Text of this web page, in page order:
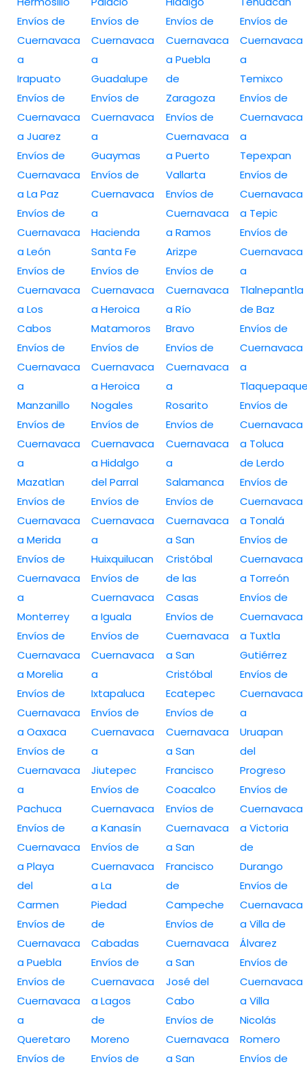
Envíos de
Cuernavaca
a
Irapuato
Envíos de
Cuernavaca
a Juarez
Envíos de
Cuernavaca
a La Paz
Envíos de
Cuernavaca
a León
Envíos de
Cuernavaca
a Los
Cabos
Envíos de
Cuernavaca
a
Manzanillo
Envíos de
Cuernavaca
a
Mazatlan
Envíos de
Cuernavaca
a Merida
Envíos de
Cuernavaca
a
Monterrey
Envíos de
Cuernavaca
a Morelia
Envíos de
Cuernavaca
a Oaxaca
Envíos de
Cuernavaca
a
Pachuca
Envíos de
Cuernavaca
a Playa
del
Carmen
Envíos de
Cuernavaca
a Puebla
Envíos de
Cuernavaca
a
Queretaro
Envíos de
Envíos de
Cuernavaca
a
Guadalupe
Envíos de
Cuernavaca
a
Guaymas
Envíos de
Cuernavaca
a
Hacienda
Santa Fe
Envíos de
Cuernavaca
a Heroica
Matamoros
Envíos de
Cuernavaca
a Heroica
Nogales
Envíos de
Cuernavaca
a Hidalgo
del Parral
Envíos de
Cuernavaca
a
Huixquilucan
Envíos de
Cuernavaca
a Iguala
Envíos de
Cuernavaca
a
Ixtapaluca
Envíos de
Cuernavaca
a
Jiutepec
Envíos de
Cuernavaca
a Kanasín
Envíos de
Cuernavaca
a La
Piedad
de
Cabadas
Envíos de
Cuernavaca
a Lagos
de
Moreno
Envíos de
Envíos de
Cuernavaca
a Puebla
de
Zaragoza
Envíos de
Cuernavaca
a Puerto
Vallarta
Envíos de
Cuernavaca
a Ramos
Arizpe
Envíos de
Cuernavaca
a Río
Bravo
Envíos de
Cuernavaca
a
Rosarito
Envíos de
Cuernavaca
a
Salamanca
Envíos de
Cuernavaca
a San
Cristóbal
de las
Casas
Envíos de
Cuernavaca
a San
Cristóbal
Ecatepec
Envíos de
Cuernavaca
a San
Francisco
Coacalco
Envíos de
Cuernavaca
a San
Francisco
de
Campeche
Envíos de
Cuernavaca
a San
José del
Cabo
Envíos de
Cuernavaca
a San
Envíos de
Cuernavaca
a
Temixco
Envíos de
Cuernavaca
a
Tepexpan
Envíos de
Cuernavaca
a Tepic
Envíos de
Cuernavaca
a
Tlalnepantla
de Baz
Envíos de
Cuernavaca
a
Envíos de
Cuernavaca
a Toluca
de Lerdo
Envíos de
Cuernavaca
a Tonalá
Envíos de
Cuernavaca
a Torreón
Envíos de
Cuernavaca
a Tuxtla
Gutiérrez
Envíos de
Cuernavaca
a
Uruapan
del
Progreso
Envíos de
Cuernavaca
a Victoria
de
Durango
Envíos de
Cuernavaca
a Villa de
Álvarez
Envíos de
Cuernavaca
a Villa
Nicolás
Romero
Envíos de